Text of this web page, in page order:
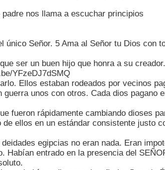
nos llama a escuchar principios
único Señor. 5 Ama al Señor tu Dios con
ser un buen hijo que honra a su creador.
YFzeDJ7dSMQ
Ellos estaban rodeados por vecinos
unos con otros. Cada dios pagano
fueron rápidamente cambiando dioses
ellos en un estándar consistente justo
egipcias no eran nada. Eran
Habían entrado en la presencia del